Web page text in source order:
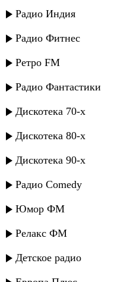
Радио Индия
Радио Фитнес
Ретро FM
Радио Фантастики
Дискотека 70-х
Дискотека 80-х
Дискотека 90-х
Радио Comedy
Юмор ФМ
Релакс ФМ
Детское радио